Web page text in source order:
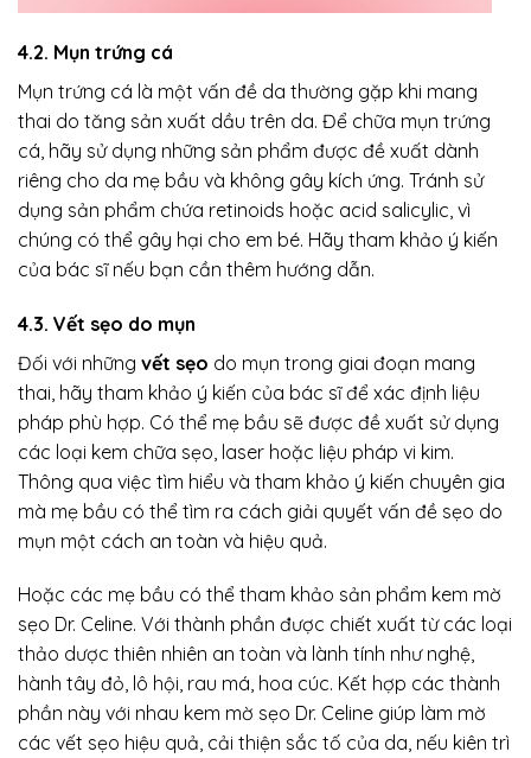
4.2. Mụn trứng cá
Mụn trứng cá là một vấn đề da thường gặp khi mang
thai do tăng sản xuất dầu trên da. Để chữa mụn trứng
cá, hãy sử dụng những sản phẩm được đề xuất dành
riêng cho da mẹ bầu và không gây kích ứng. Tránh sử
dụng sản phẩm chứa retinoids hoặc acid salicylic, vì
chúng có thể gây hại cho em bé. Hãy tham khảo ý kiến
của bác sĩ nếu bạn cần thêm hướng dẫn.
4.3. Vết sẹo do mụn
Đối với những vết sẹo do mụn trong giai đoạn mang
thai, hãy tham khảo ý kiến của bác sĩ để xác định liệu
pháp phù hợp. Có thể mẹ bầu sẽ được đề xuất sử dụng
các loại kem chữa sẹo, laser hoặc liệu pháp vi kim.
Thông qua việc tìm hiểu và tham khảo ý kiến chuyên gia
mà mẹ bầu có thể tìm ra cách giải quyết vấn đề sẹo do
mụn một cách an toàn và hiệu quả.
Hoặc các mẹ bầu có thể tham khảo sản phẩm kem mờ
sẹo Dr. Celine. Với thành phần được chiết xuất từ các loại
thảo dược thiên nhiên an toàn và lành tính như nghệ,
hành tây đỏ, lô hội, rau má, hoa cúc. Kết hợp các thành
phần này với nhau kem mờ sẹo Dr. Celine giúp làm mờ
các vết sẹo hiệu quả, cải thiện sắc tố của da, nếu kiên trì